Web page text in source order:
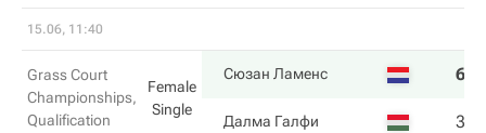
15.06, 11:40
Grass Court
Championships,
Qualification
Female
Single
Сюзан Ламенс 6
Далма Галфи 3